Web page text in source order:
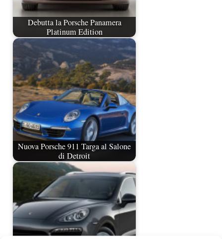
Debutta la Porsche Panamera
Platinum Edition
Nuova Porsche 911 Targa al Salone
di Detroit